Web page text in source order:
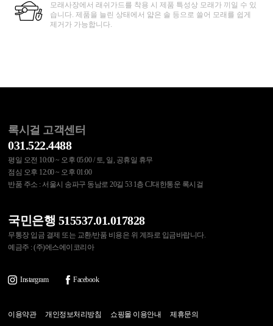
모래사장에서 래쉬가드를 착용 시 제품 특성상 모래가 끼일 수 있
습니다. 제품을 늘린 상태에서 얇은 솔 등으로 쓸어 모래를 쉽게
제거가 가능합니다.
록시걸 고객센터
031.522.4488
평일 오전 10:00 ~ 오후 05:00 / 토, 일, 공휴일 휴무
점심 오후 12:00 ~ 오후 01:00
반품 주소 : 서울시 송파구 동남로 20길 53 1층 CJ대한통운 록시걸
국민은행 515537.01.017828
무통장 입금 결제 또는 교환/반품 비용은 위 계좌로 입금바랍니다.
예금주 : (주)에스에이코리아
Instargram Facebook
이용약관 개인정보처리방침 쇼핑몰 이용안내 제휴문의